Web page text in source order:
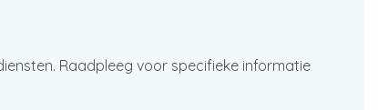
Raadpleeg voor specifieke informatie